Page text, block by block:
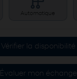
Automatique
Vérifier la disponibilité
Évaluer mon échange